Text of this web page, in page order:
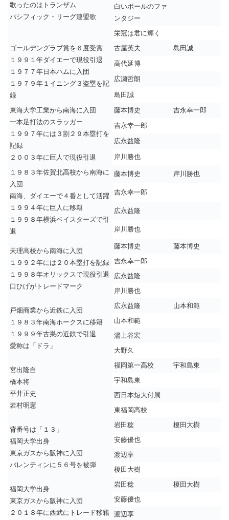
歌ったのはトランザム
パシフィック・リーグ連盟歌
白いボールのファ
ンタジー
栄冠は君に輝く
ゴールデングラブ賞を６度受賞
１９９１年ダイエーで現役引退
１９７７年日本ハムに入団
１９７９年１イニング３盗塁を記
録
古屋英夫
島田誠
高代延博
広瀬哲朗
島田誠
東海大学工業から南海に入団
一本足打法のスラッガー
１９９７年には３割２９本塁打を
記録
２００３年に巨人で現役引退
藤本博史
吉永幸一郎
吉永幸一郎
広永益隆
岸川勝也
１９８３年佐賀北高校から南海に
入団
南海、ダイエーで４番として活躍
１９９４年に巨人に移籍
１９９８年横浜ベイスターズで引
退
藤本博史 岸川勝也
吉永幸一郎
広永益隆
岸川勝也
天理高校から南海に入団
１９９２年には２０本塁打を記録
１９９８年オリックスで現役引退
口ひげがトレードマーク
藤本博史
藤本博史
吉永幸一郎
広永益隆
岸川勝也
戸畑商業から近鉄に入団
１９８３年南海ホークスに移籍
１９９９年古巣の近鉄で引退
愛称は「ドラ」
広永益隆
山本和範
山本和範
湯上谷宏
大野久
宮出隆自
橋本将
平井正史
岩村明憲
福岡第一高校
宇和島東
宇和島東
西日本短大付属
東福岡高校
背番号は「１３」
福岡大学出身
東京ガスから阪神に入団
バレンティンに５６号を被弾
岩田稔
榎田大樹
安藤優也
渡辺享
榎田大樹
福岡大学出身
東京ガスから阪神に入団
２０１８年に西武にトレード移籍
岩田稔
榎田大樹
安藤優也
渡辺享